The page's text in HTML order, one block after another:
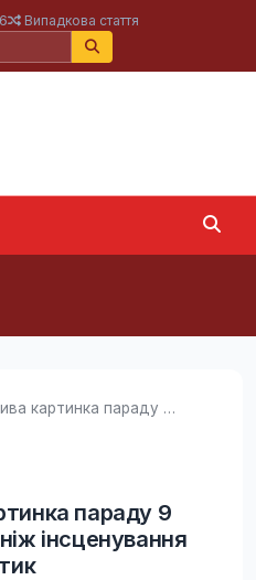
Випадкова стаття
Для РФ красива картинка параду 9 травня...
параду 9
інсценування